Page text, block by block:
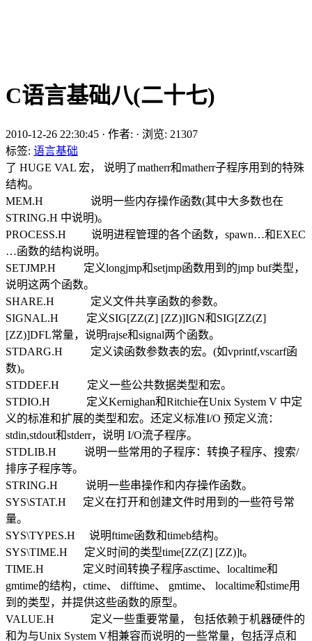
C语言基础八(二十七)
2010-12-26 22:30:45 · 作者: · 浏览: 21307
标签: 语言基础
了 HUGE VAL 宏， 说明了matherr和matherr子程序用到的特殊
结构。
MEM.H 说明一些内存操作函数(其中大多数也在
STRING.H 中说明)。
PROCESS.H 说明进程管理的各个函数，spawn…和EXEC
…函数的结构说明。
SETJMP.H 定义longjmp和setjmp函数用到的jmp buf类型，
说明这两个函数。
SHARE.H 定义文件共享函数的参数。
SIGNAL.H 定义SIG[ZZ(Z] [ZZ)]IGN和SIG[ZZ(Z]
[ZZ)]DFL常量，说明rajse和signal两个函数。
STDARG.H 定义读函数参数表的宏。(如vprintf,vscarf函
数)。
STDDEF.H 定义一些公共数据类型和宏。
STDIO.H 定义Kernighan和Ritchie在Unix System V 中定
义的标准和扩展的类型和宏。还定义标准I/O 预定义流：
stdin,stdout和stderr，说明 I/O流子程序。
STDLIB.H 说明一些常用的子程序：转换子程序、搜索/
排序子程序等。
STRING.H 说明一些串操作和内存操作函数。
SYS\STAT.H 定义在打开和创建文件时用到的一些符号常
量。
SYS\TYPES.H 说明ftime函数和timeb结构。
SYS\TIME.H 定义时间的类型time[ZZ(Z] [ZZ)]t。
TIME.H 定义时间转换子程序asctime、localtime和
gmtime的结构，ctime、 difftime、 gmtime、 localtime和stime用
到的类型，并提供这些函数的原型。
VALUE.H 定义一些重要常量， 包括依赖于机器硬件的
和为与Unix System V相兼容而说明的一些常量，包括浮点和